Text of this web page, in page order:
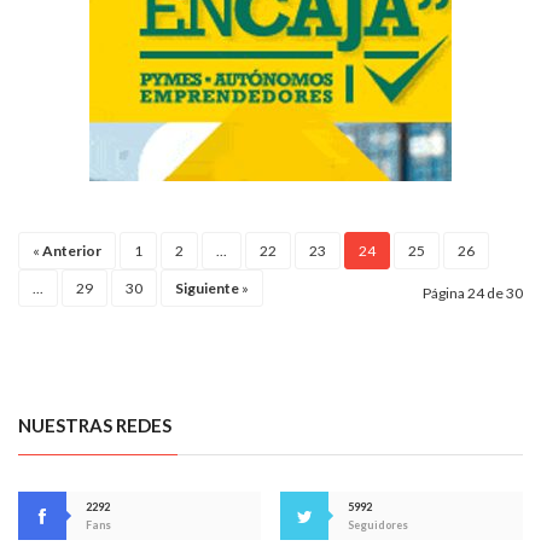
« Anterior 1 2 ... 22 23 24 25 26
... 29 30 Siguiente » Página 24 de 30
NUESTRAS REDES
2292
Fans
5992
Seguidores